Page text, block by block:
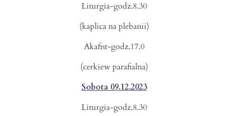
Liturgia-godz.8.30
(kaplica na plebanii)
Akafist-godz.17.0
(cerkiew parafialna)
Sobota 09.12.2023
Liturgia-godz.8.30